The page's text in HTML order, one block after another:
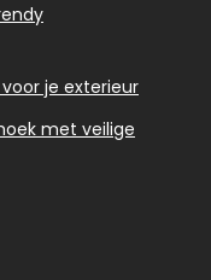
je exterieur
met veilige